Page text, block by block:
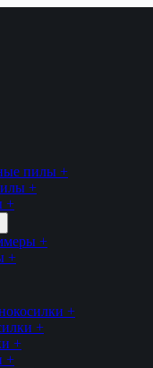
пилы +
+
+
+
+
+
+
+
+